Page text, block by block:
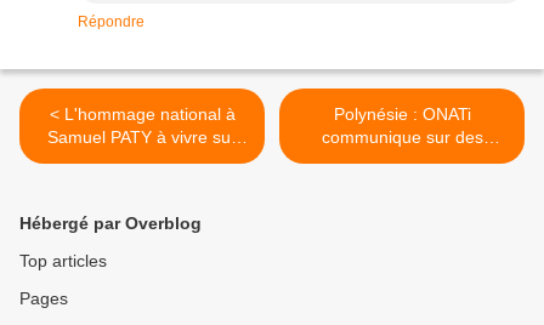
Répondre
< L'hommage national à
Samuel PATY à vivre sur
Guadeloupe la 1ère !
Polynésie : ONATi
communique sur des
travaux de maintenance
Hébergé par Overblog
Top articles
Pages